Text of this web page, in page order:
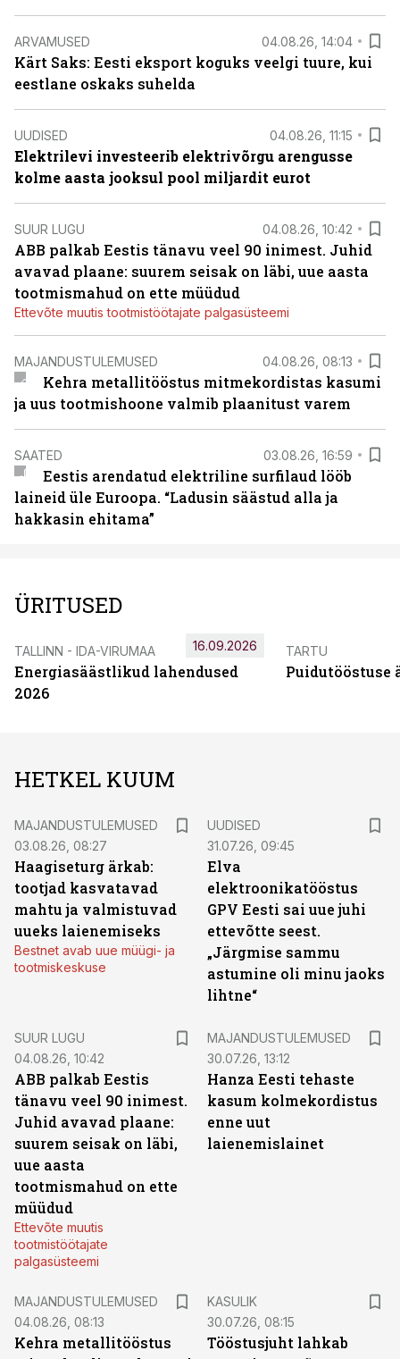
ARVAMUSED 04.08.26, 14:04
Kärt Saks: Eesti eksport koguks veelgi tuure, kui
eestlane oskaks suhelda
UUDISED 04.08.26, 11:15
Elektrilevi investeerib elektrivõrgu arengusse
kolme aasta jooksul pool miljardit eurot
SUUR LUGU 04.08.26, 10:42
ABB palkab Eestis tänavu veel 90 inimest. Juhid
avavad plaane: suurem seisak on läbi, uue aasta
tootmismahud on ette müüdud
Ettevõte muutis tootmistöötajate palgasüsteemi
MAJANDUSTULEMUSED 04.08.26, 08:13
Kehra metallitööstus mitmekordistas kasumi
ja uus tootmishoone valmib plaanitust varem
SAATED 03.08.26, 16:59
Eestis arendatud elektriline surfilaud lööb
laineid üle Euroopa. “Ladusin säästud alla ja
hakkasin ehitama”
ÜRITUSED
TALLINN - IDA-VIRUMAA
Energiasäästlikud lahendused
2026
16.09.2026 TARTU
Puidutööstuse
HETKEL KUUM
MAJANDUSTULEMUSED
03.08.26, 08:27
Haagiseturg ärkab:
tootjad kasvatavad
mahtu ja valmistuvad
uueks laienemiseks
Bestnet avab uue müügi- ja
tootmiskeskuse
UUDISED
31.07.26, 09:45
Elva
elektroonikatööstus
GPV Eesti sai uue juhi
ettevõtte seest.
„Järgmise sammu
astumine oli minu jaoks
lihtne“
SUUR LUGU
04.08.26, 10:42
ABB palkab Eestis
tänavu veel 90 inimest.
Juhid avavad plaane:
suurem seisak on läbi,
uue aasta
tootmismahud on ette
müüdud
Ettevõte muutis
tootmistöötajate
palgasüsteemi
MAJANDUSTULEMUSED
30.07.26, 13:12
Hanza Eesti tehaste
kasum kolmekordistus
enne uut
laienemislainet
MAJANDUSTULEMUSED
04.08.26, 08:13
Kehra metallitööstus
KASULIK
30.07.26, 08:15
Tööstusjuht lahkab